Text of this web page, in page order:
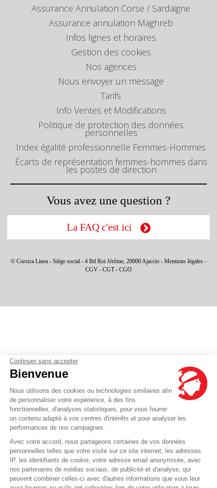
Continuer sans accepter
Bienvenue
Nous utilisons des cookies ou technologies similaires afin
de personnaliser votre expérience, à des fins
fonctionnelles, d'analyses statistiques, pour vous fournir
un contenu adapté à vos centres d'intérêts et pour analyser les
performances de nos campagnes.
Avec votre accord, nous partageons certaines de vos données
personnelles telles que votre visite sur ce site internet, les adresses
IP, les identifiants de cookie, votre adresse email anonymisée, avec
nos partenaires de médias sociaux, de publicité et d'analyse, qui
peuvent combiner celles-ci avec d'autres informations que vous leur
Assurance Annulation Corse / Sardaigne
Assurance annulation Maghreb
Infos lignes et horaires
Gestion des cookies
Nos agences
Nous envoyer un message
Tarifs
Info Ventes et Modifications
Politique de protection des données
personnelles
Index égalité professionnelle Femmes-Hommes
Écarts de représentation femmes-hommes dans
les postes de direction
Vous avez une question ?
La FAQ c'est ici
© Corsica Linea - Siège social - 4 Bd Roi Jérôme, 20000 Ajaccio - Mentions légales -
CGV - CGT- CGO